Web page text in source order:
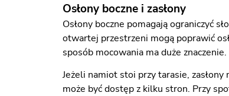
Osłony boczne i zasłony
Osłony boczne pomagają ograniczyć
otwartej przestrzeni mogą poprawić
sposób mocowania ma duże znaczenie.
Jeżeli namiot stoi przy tarasie,
może być dostęp z kilku stron. Przy